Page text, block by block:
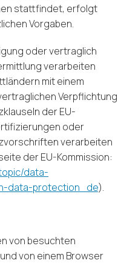
stattfindet, erfolgt
Vorgaben.
oder vertraglich
verarbeiten
mit einem
Verpflichtung
der EU-
oder
verarbeiten
der EU-Kommission:
data-
data-protection_de).
von besuchten
von einem Browser